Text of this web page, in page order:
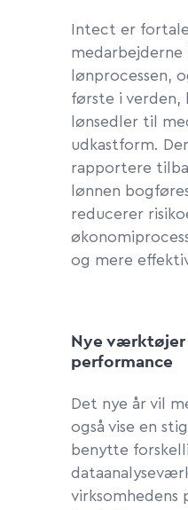
Intect er
lønprocessen,
første i verden,
lønsedler til
udkastform.
rapportere
lønnen
reducerer
og mere
Nye værktøjer
performance
Det nye år vil
også vise en
benytte
virksomhedens